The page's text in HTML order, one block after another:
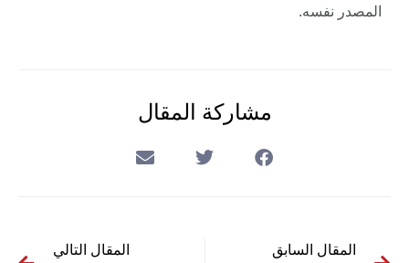
المصدر نفسه.
مشاركة المقال
المقال السابق المقال التالي